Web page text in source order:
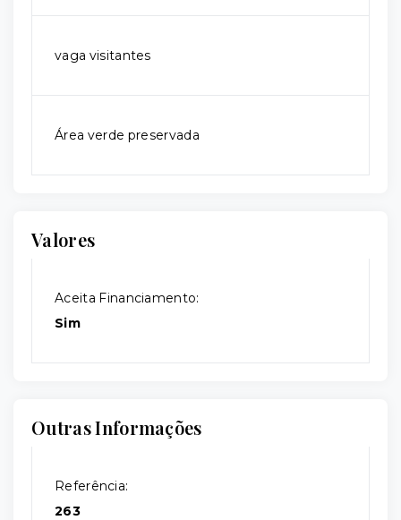
vaga visitantes
Área verde preservada
Valores
Aceita Financiamento:
Sim
Outras Informações
Referência:
263